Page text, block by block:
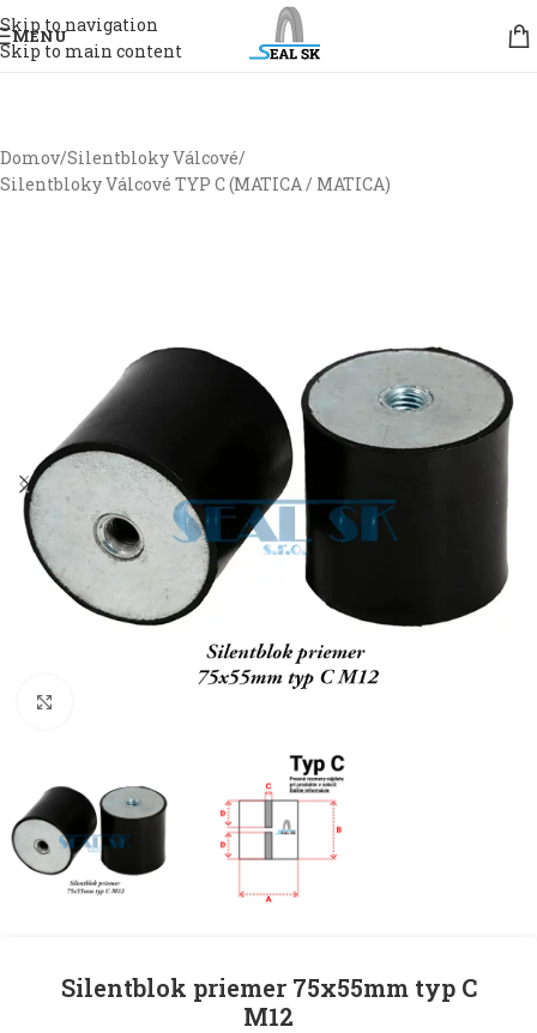
Skip to navigation
Skip to main content
MENU
Domov/Silentbloky Válcové/
Silentbloky Válcové TYP C (MATICA / MATICA)
Silentblok priemer 75x55mm typ C
M12